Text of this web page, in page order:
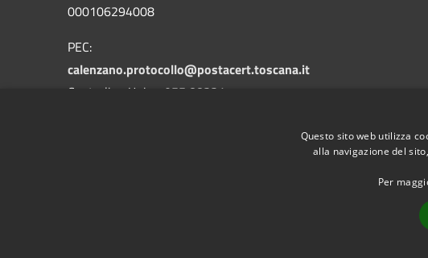
000106294008
PEC:
calenzano.protocollo@postacert.toscana.it
Centralino Unico: 055 88331
Questo sito web utilizza
alla navigazione del
Per